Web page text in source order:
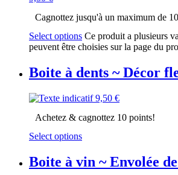
Cagnottez jusqu'à un maximum de
Select options Ce produit a plusieurs
peuvent être choisies sur la page du
Boite à dents ~ Décor
9,50 €
Achetez & cagnottez 10 points!
Select options
Boite à vin ~ Envolée